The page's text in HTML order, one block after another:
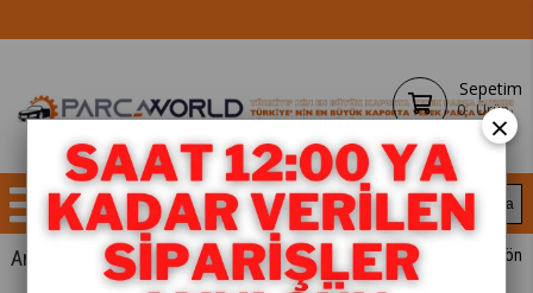
Sepetim
0 Ürün
Anasayfa YEDEK PARÇA < < Önceki Sayfaya Dön
×